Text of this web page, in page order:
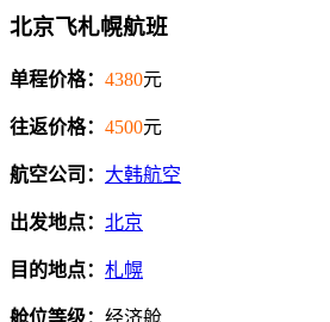
北京飞札幌航班
单程价格： 4380元
往返价格： 4500元
航空公司： 大韩航空
出发地点： 北京
目的地点： 札幌
舱位等级： 经济舱